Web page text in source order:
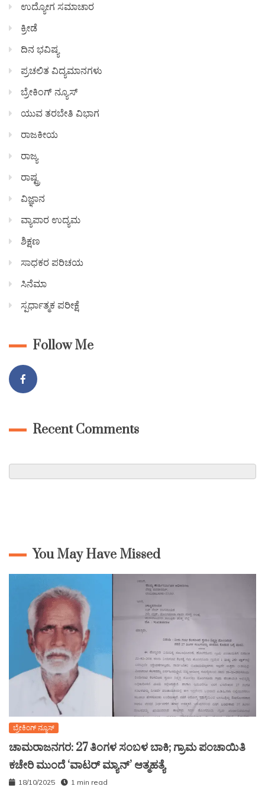
ಉದ್ಯೋಗ ಸಮಾಚಾರ
ಕ್ರೀಡೆ
ದಿನ ಭವಿಷ್ಯ
ಪ್ರಚಲಿತ ವಿದ್ಯಮಾನಗಳು
ಬ್ರೇಕಿಂಗ್ ನ್ಯೂಸ್
ಯುವ ತರಬೇತಿ ವಿಭಾಗ
ರಾಜಕೀಯ
ರಾಜ್ಯ
ರಾಷ್ಟ್ರ
ವಿಜ್ಞಾನ
ವ್ಯಾಪಾರ ಉದ್ಯಮ
ಶಿಕ್ಷಣ
ಸಾಧಕರ ಪರಿಚಯ
ಸಿನೆಮಾ
ಸ್ಪರ್ಧಾತ್ಮಕ ಪರೀಕ್ಷೆ
Follow Me
Recent Comments
You May Have Missed
ಬ್ರೇಕಿಂಗ್ ನ್ಯೂಸ್
ಚಾಮರಾಜನಗರ: 27 ತಿಂಗಳ ಸಂಬಳ ಬಾಕಿ; ಗ್ರಾಮ ಪಂಚಾಯಿತಿ
ಕಚೇರಿ ಮುಂದೆ ‘ವಾಟರ್ ಮ್ಯಾನ್’ ಆತ್ಮಹತ್ಯೆ
18/10/2025 1 min read